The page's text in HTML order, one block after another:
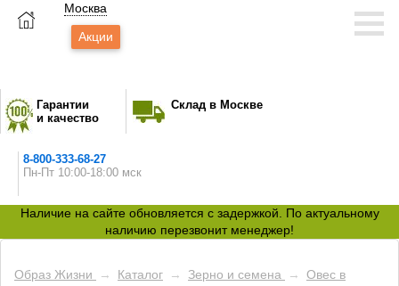
Москва
Акции
Гарантии
и качество
Склад в Москве
8-800-333-68-27
Пн-Пт 10:00-18:00 мск
Наличие на сайте обновляется с задержкой. По актуальному
наличию перезвонит менеджер!
Образ Жизни → Каталог → Зерно и семена →
Овес в